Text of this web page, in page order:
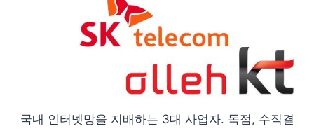
국내 인터넷망을 지배하는 3대 사업자. 독점, 수직결